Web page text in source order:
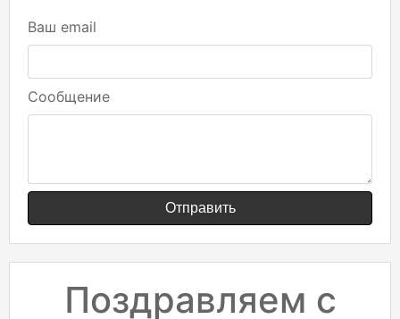
Ваш email
Сообщение
Отправить
Поздравляем с